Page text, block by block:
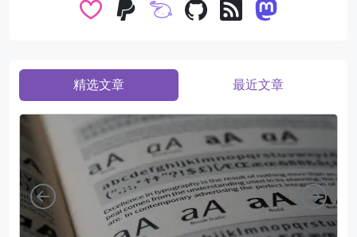
精选文章 最近文章
向左 向右